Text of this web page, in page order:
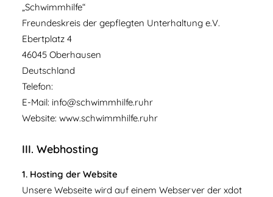
„Schwimmhilfe“
Freundeskreis der gepflegten Unterhaltung e.V.
Ebertplatz 4
46045 Oberhausen
Deutschland
Telefon:
E-Mail: info@schwimmhilfe.ruhr
Website: www.schwimmhilfe.ruhr
III. Webhosting
1. Hosting der Website
Unsere Webseite wird auf einem Webserver der xdot